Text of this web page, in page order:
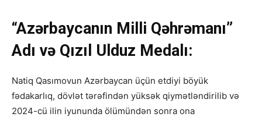
“Azərbaycanın Milli Qəhrəmanı”
Adı və Qızıl Ulduz Medalı:
Natiq Qasımovun Azərbaycan üçün etdiyi böyük
fədakarlıq, dövlət tərəfindən yüksək qiymətləndirilib və
2024-cü ilin iyununda ölümündən sonra ona